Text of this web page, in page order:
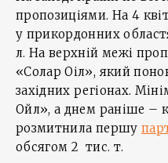
пропозиціями. На 4
у прикордонних
л. На верхній межі
«Солар Оіл», який
західних регіонах.
Ойл», а днем раніше –
розмитнила першу
обсягом 2 тис. т.